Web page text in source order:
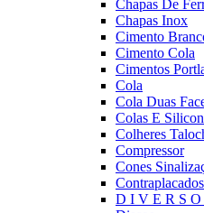
Chapas De
Chapas Inox
Cimento
Cimento Cola
Cimentos
Cola
Cola Duas
Colas E
Colheres
Compressor
Cones
Contraplacados
D I V E R S O